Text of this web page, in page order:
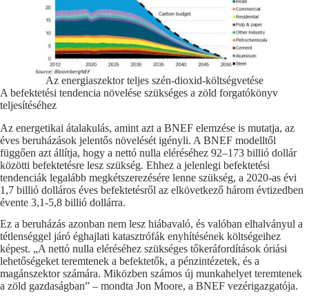
Az energiaszektor teljes szén-dioxid-költségvetése
A befektetési tendencia növelése szükséges a zöld forgatókönyv
teljesítéséhez
Az energetikai átalakulás, amint azt a BNEF elemzése is mutatja, az
éves beruházások jelentős növelését igényli. A BNEF modelltől
függően azt állítja, hogy a nettó nulla eléréséhez 92–173 billió dollár
közötti befektetésre lesz szükség. Ehhez a jelenlegi befektetési
tendenciák legalább megkétszerezésére lenne szükség, a 2020-as évi
1,7 billió dolláros éves befektetésről az elkövetkező három évtizedben
évente 3,1-5,8 billió dollárra.
Ez a beruházás azonban nem lesz hiábavaló, és valóban elhalványul a
tétlenséggel járó éghajlati katasztrófák enyhítésének költségeihez
képest. „A nettó nulla eléréséhez szükséges tőkeráfordítások óriási
lehetőségeket teremtenek a befektetők, a pénzintézetek, és a
magánszektor számára. Miközben számos új munkahelyet teremtenek
a zöld gazdaságban” – mondta Jon Moore, a BNEF vezérigazgatója.